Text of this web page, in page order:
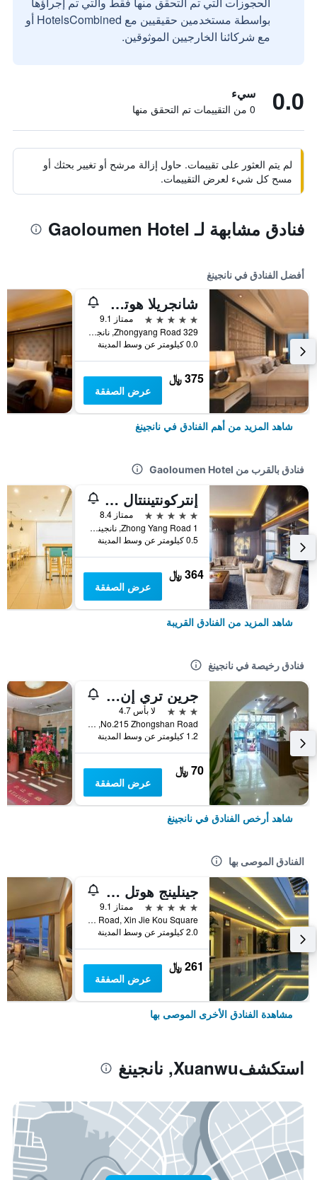
بواسطة مستخدمين حقيقيين مع HotelsCombined أو
مع شركائنا الخارجيين الموثوقين.
0.0 سيء
0 من التقييمات تم التحقق منها
لم يتم العثور على تقييمات. حاول إزالة مرشح أو تغيير بحثك أو
مسح كل شيء لعرض التقييمات.
فنادق مشابهة لـ Gaoloumen Hotel
أفضل الفنادق في نانجينغ
شانجريلا هوتل نانجينغ
5 نجوم
ممتاز 9.1
329 Zhongyang Road, نانجينغ, الصين
0.0 كيلومتر عن وسط المدينة
375 ﷼
عرض الصفقة
شاهد المزيد من أهم الفنادق في نانجينغ
فنادق بالقرب من Gaoloumen Hotel
إنتركونتيننتال نانجينج باي آيتش جي
5 نجوم
ممتاز 8.4
1 Zhong Yang Road, نانجينغ, الصين
0.5 كيلومتر عن وسط المدينة
364 ﷼
عرض الصفقة
شاهد المزيد من الفنادق القريبة
فنادق رخيصة في نانجينغ
جرين تري إن نانجنج شانكسي رود كلوث سيتي هوتل
3 نجوم
لا بأس 4.7
No.215 Zhongshan Road, نانجينغ, الصين
1.2 كيلومتر عن وسط المدينة
70 ﷼
عرض الصفقة
شاهد أرخص الفنادق في نانجينغ
الفنادق الموصى بها
جينلينج هوتل نانجينغ
5 نجوم
ممتاز 9.1
No.2 Han Zhong Road, Xin Jie Kou Square, نانجينغ, الصين
2.0 كيلومتر عن وسط المدينة
261 ﷼
عرض الصفقة
مشاهدة الفنادق الأخرى الموصى بها
استكشفXuanwu, نانجينغ